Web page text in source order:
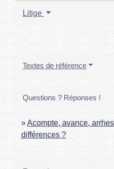
Litige
Textes de référence
Questions ? Réponses !
Acompte, avance,
différences ?